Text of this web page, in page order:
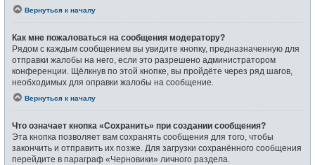
Вернуться к началу
Как мне пожаловаться на сообщения модератору?
Рядом с каждым сообщением вы увидите кнопку, предназначенную для
отправки жалобы на него, если это разрешено администратором
конференции. Щёлкнув по этой кнопке, вы пройдёте через ряд шагов,
необходимых для оправки жалобы на сообщение.
Вернуться к началу
Что означает кнопка «Сохранить» при создании сообщения?
Эта кнопка позволяет вам сохранять сообщения для того, чтобы
закончить и отправить их позже. Для загрузки сохранённого сообщения
перейдите в параграф «Черновики» личного раздела.